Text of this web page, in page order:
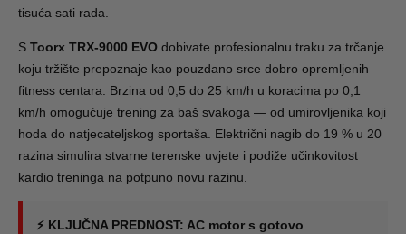
tisuća sati rada.
S Toorx TRX-9000 EVO dobivate profesionalnu traku za trčanje
koju tržište prepoznaje kao pouzdano srce dobro opremljenih
fitness centara. Brzina od 0,5 do 25 km/h u koracima po 0,1
km/h omogućuje trening za baš svakoga — od umirovljenika koji
hoda do natjecateljskog sportaša. Električni nagib do 19 % u 20
razina simulira stvarne terenske uvjete i podiže učinkovitost
kardio treninga na potpuno novu razinu.
⚡ KLJUČNA PREDNOST: AC motor s gotovo